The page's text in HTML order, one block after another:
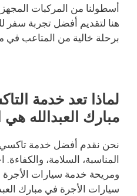
أسطولنا من المركبات
هنا لتقديم أفضل تجربة سفر
برحلة خالية من المتاعب في
لماذا تعد خدمة
مبارك العبدالله
نحن نقدم أفضل خدمة تاكسي
المناسبة، السلامة،
ومريحة خدمة سيارات الأجرة
سيارات الأجرة في مبارك